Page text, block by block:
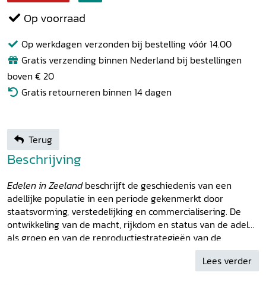
Op voorraad
Op werkdagen verzonden bij bestelling vóór 14.00
Gratis verzending binnen Nederland bij bestellingen
boven € 20
Gratis retourneren binnen 14 dagen
Terug
Beschrijving
Edelen in Zeelandbeschrijft de geschiedenis van een
adellijke populatie in een periode gekenmerkt door
staatsvorming, verstedelijking en commercialisering. De
ontwikkeling van de macht, rijkdom en status van de adel
als groep en van de reproductiestrategieën van de
individuele edelen in het graafschap Zeeland tussen 1400
en 1550 maakt duidelijk, dat het beeld van een adel in
Lees verder